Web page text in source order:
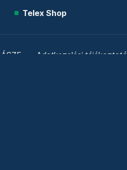
Telex Shop
ÁSZF Adatkezelési tájékoztató